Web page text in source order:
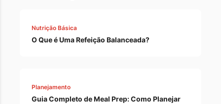
Nutrição Básica
O Que é Uma Refeição Balanceada?
Planejamento
Guia Completo de Meal Prep: Como Planejar